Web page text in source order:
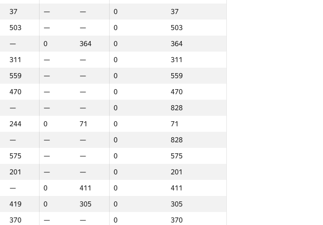
37 — — 0
37
503 — — 0
503
— 0 364 0
364
311 — — 0
311
559 — — 0
559
470 — — 0
470
— — — 0
828
244 0 71 0
71
— — — 0
828
575 — — 0
575
201 — — 0
201
— 0 411 0
411
419 0 305 0
305
370 — — 0
370
3 Jami
O‘rin NGP30 Sum Minimal o‘rin